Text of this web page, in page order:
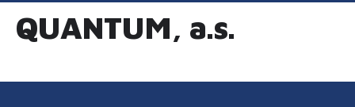
QUANTUM, a.s.